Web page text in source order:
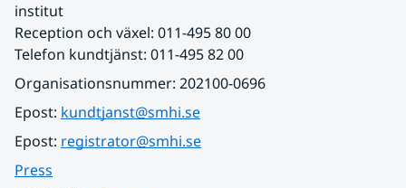
institut
Reception och växel: 011-495 80 00
Telefon kundtjänst: 011-495 82 00
Organisationsnummer: 202100-0696
Epost: kundtjanst@smhi.se
Epost: registrator@smhi.se
Press